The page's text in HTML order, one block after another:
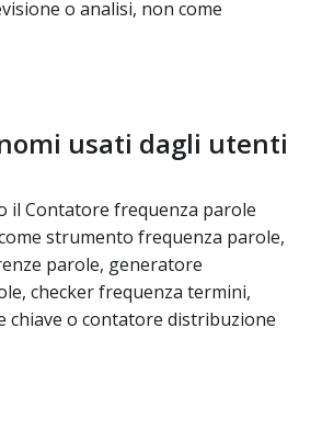
o analisi, non come
usati dagli utenti
il Contatore frequenza parole
strumento frequenza parole,
parole, generatore
checker frequenza termini,
chiave o contatore distribuzione